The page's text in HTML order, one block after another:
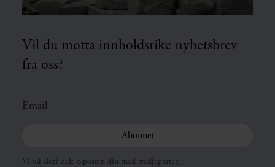
Vil du motta innholdsrike nyhetsbrev
fra oss?
Vi vil aldri dele e-posten din med tredjeparter.